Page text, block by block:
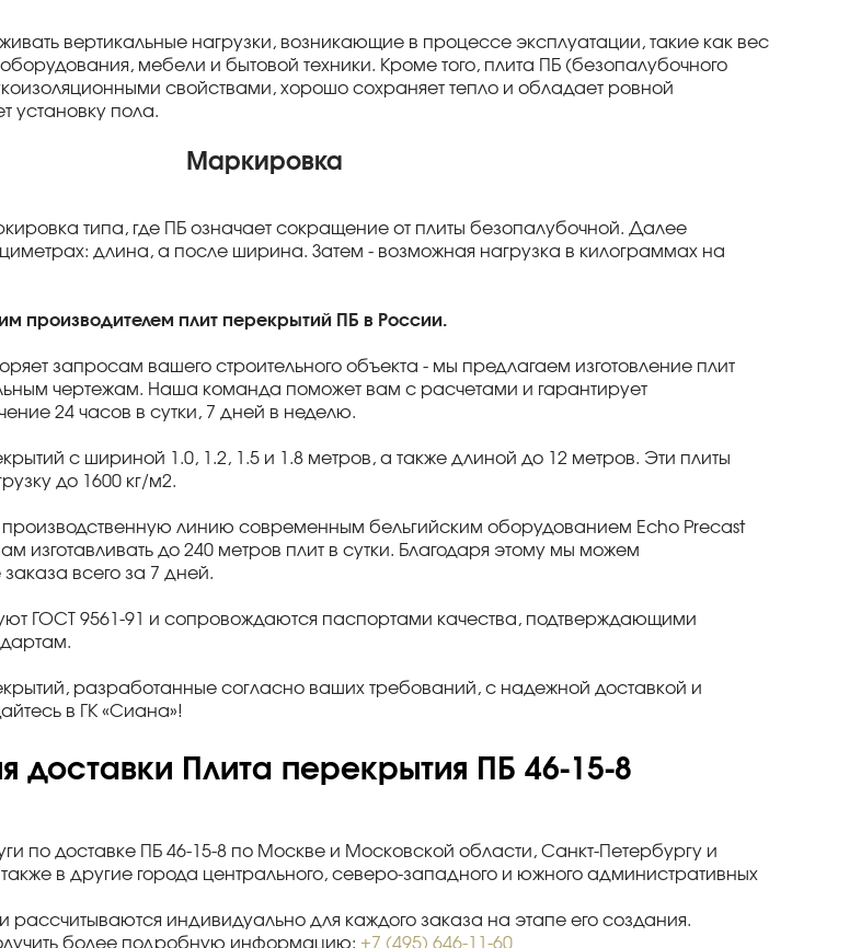
вертикальные нагрузки, возникающие в процессе эксплуатации, такие как вес
мебели и бытовой техники. Кроме того, плита ПБ (безопалубочного
свойствами, хорошо сохраняет тепло и обладает ровной
установку пола.
Маркировка
типа, где ПБ означает сокращение от плиты безопалубочной. Далее
длина, а после ширина. Затем - возможная нагрузка в килограммах на
производителем плит перекрытий ПБ в России.
запросам вашего строительного объекта - мы предлагаем изготовление плит
чертежам. Наша команда поможет вам с расчетами и гарантирует
24 часов в сутки, 7 дней в неделю.
с шириной 1.0, 1.2, 1.5 и 1.8 метров, а также длиной до 12 метров. Эти плиты
до 1600 кг/м2.
линию современным бельгийским оборудованием Echo Precast
изготавливать до 240 метров плит в сутки. Благодаря этому мы можем
всего за 7 дней.
ГОСТ 9561-91 и сопровождаются паспортами качества, подтверждающими
разработанные согласно ваших требований, с надежной доставкой и
в ГК «Сиана»!
доставки Плита перекрытия ПБ 46-15-8
по доставке ПБ 46-15-8 по Москве и Московской области, Санкт-Петербургу и
в другие города центрального, северо-западного и южного административных
рассчитываются индивидуально для каждого заказа на этапе его создания.
более подробную информацию: +7 (495) 646-11-60